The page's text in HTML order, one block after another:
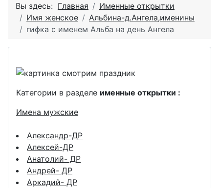
Вы здесь: Главная
Именные открытки
Имя женское
Альбина-д.Ангела,именины
гифка с именем Альба на день Ангела
Категории в разделе именные открытки :
Имена мужские
Александр-ДР
Алексей-ДР
Анатолий- ДР
Андрей- ДР
Аркадий- ДР